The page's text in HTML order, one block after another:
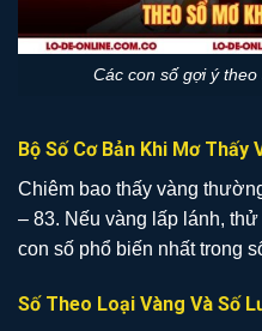
Các con số gợi ý
Bộ Số Cơ Bản Khi Mơ Thấy
Chiêm bao thấy vàng
– 83. Nếu vàng lấp lánh,
con số phổ biến nhất trong
Số Theo Loại Vàng Và Số